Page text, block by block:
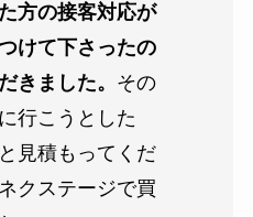
方の接客対応が
けて下さったの
きました。 その
行こうとした
見積もってくだ
クステージで買